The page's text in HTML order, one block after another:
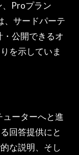
、Proプラン
、サードパーテ
公開できるオ
を示していま
ーターへと進
回答提供にと
な説明、そし